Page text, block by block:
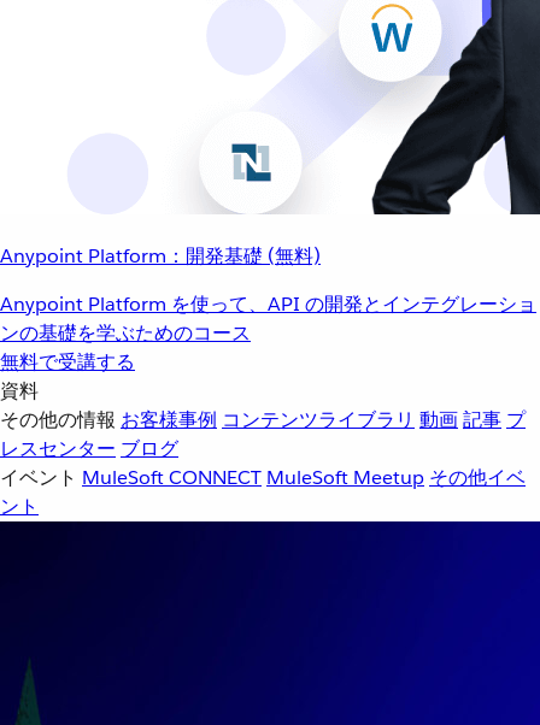
Anypoint Platform：開発基礎 (無料)
Anypoint Platform を使って、API の開発とインテグレーショ
ンの基礎を学ぶためのコース
無料で受講する
資料
その他の情報 お客様事例 コンテンツライブラリ 動画記事 プ
レスセンター ブログ
イベント MuleSoft CONNECT MuleSoft Meetup その他イベ
ント